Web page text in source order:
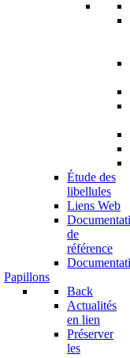
Étude des
libellules
Liens Web
de
référence
Papillons
Back
Actualités
en lien
Préserver
les